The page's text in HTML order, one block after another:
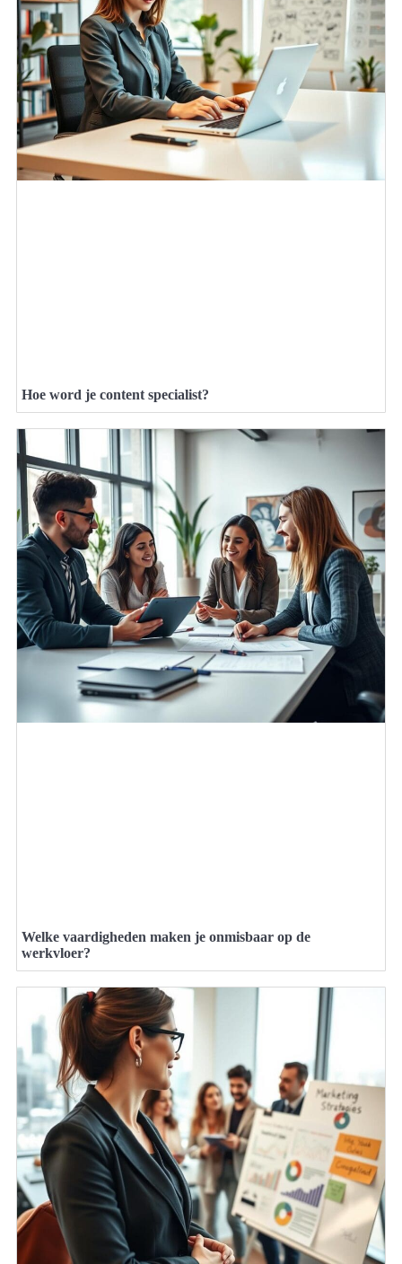
Hoe word je content specialist?
Welke vaardigheden maken je onmisbaar op de
werkvloer?